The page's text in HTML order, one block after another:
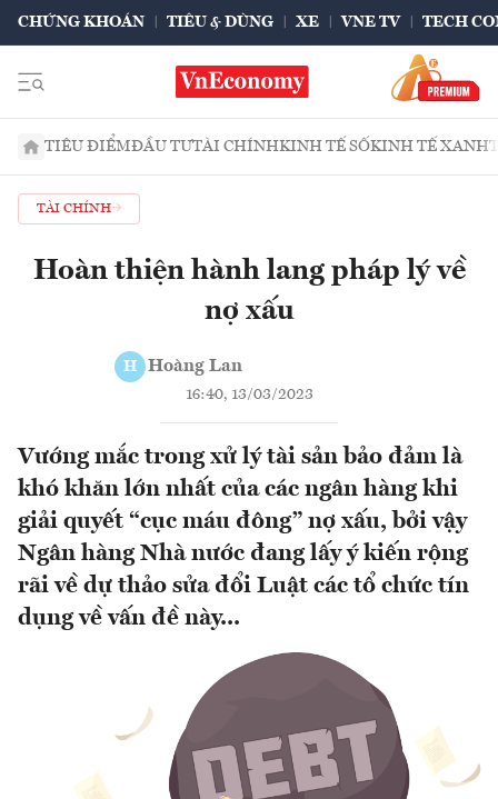
CHỨNG KHOÁN TIÊU & DÙNG XE VNE TV TECH
TIÊU ĐIỂMĐẦU TƯTÀI CHÍNHKINH TẾ SỐKINH TẾ XANH
TÀI CHÍNH
Hoàn thiện hành lang pháp lý về
nợ xấu
H Hoàng Lan
16:40, 13/03/2023
Vướng mắc trong xử lý tài sản bảo đảm là
khó khăn lớn nhất của các ngân hàng khi
giải quyết “cục máu đông” nợ xấu, bởi vậy
Ngân hàng Nhà nước đang lấy ý kiến rộng
rãi về dự thảo sửa đổi Luật các tổ chức tín
dụng về vấn đề này...